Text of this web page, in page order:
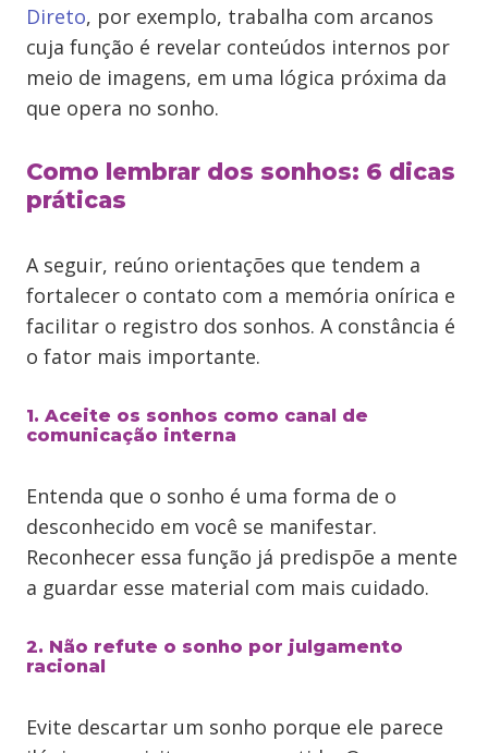
Direto, por exemplo, trabalha com arcanos
cuja função é revelar conteúdos internos por
meio de imagens, em uma lógica próxima da
que opera no sonho.
Como lembrar dos sonhos: 6 dicas
práticas
A seguir, reúno orientações que tendem a
fortalecer o contato com a memória onírica e
facilitar o registro dos sonhos. A constância é
o fator mais importante.
1. Aceite os sonhos como canal de
comunicação interna
Entenda que o sonho é uma forma de o
desconhecido em você se manifestar.
Reconhecer essa função já predispõe a mente
a guardar esse material com mais cuidado.
2. Não refute o sonho por julgamento
racional
Evite descartar um sonho porque ele parece